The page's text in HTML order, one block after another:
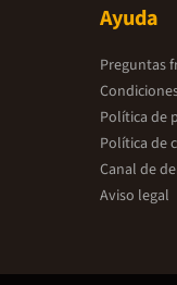
Ayuda
Preguntas
Política de
Política de
Canal de
Aviso legal